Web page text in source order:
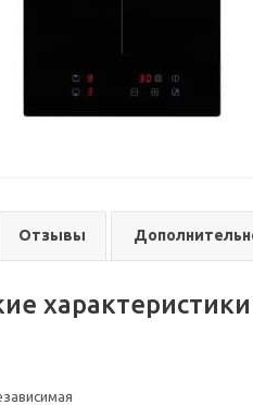
Отзывы